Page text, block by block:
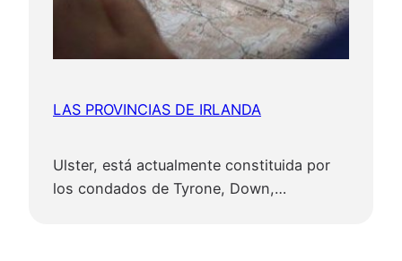
LAS PROVINCIAS DE IRLANDA
Ulster, está actualmente constituida por
los condados de Tyrone, Down,…